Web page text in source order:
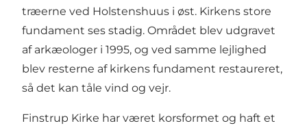
træerne ved Holstenshuus i øst. Kirkens store
fundament ses stadig. Området blev udgravet
af arkæologer i 1995, og ved samme lejlighed
blev resterne af kirkens fundament restaureret,
så det kan tåle vind og vejr.
Finstrup Kirke har været korsformet og haft et